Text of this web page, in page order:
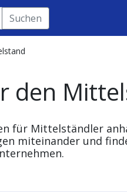
Suchen
den
für Mittelständler
miteinander und